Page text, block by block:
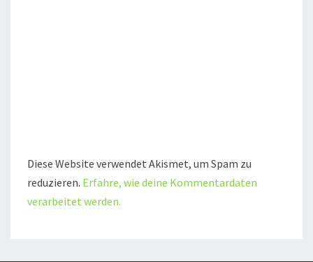
Diese Website verwendet Akismet, um Spam zu
reduzieren. Erfahre, wie deine Kommentardaten
verarbeitet werden.